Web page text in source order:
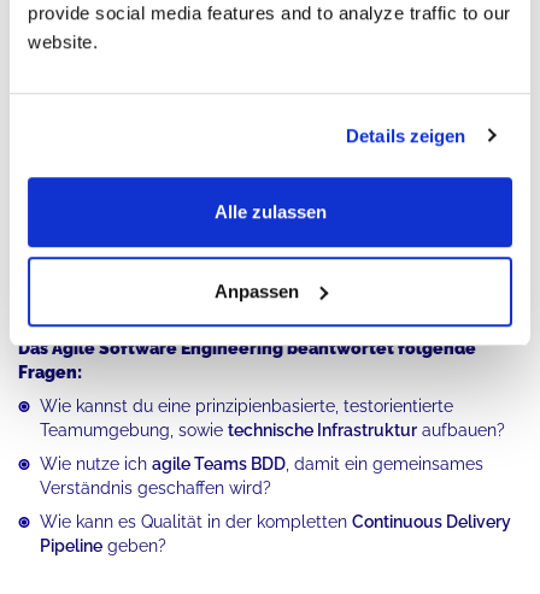
provide social media features and to analyze traffic to our
website.
Details zeigen
Alle zulassen
Anpassen
Prinzipien kennen,welche die Agile Software Engineering
Disziplin ausmachen.
Verfügung. Das Verständnis der Grundlagen dieser Prinzipien
Geschäftskontext anzuwenden, sowie den Wert des SAFe zu
erschließen. Falls du auf eine Situation stößt, die einzigartig
kannst du dich an die Prinzipien wenden, um die"kürzeste
nachhaltige Vorlaufzeit mit bester Qualität und bestem Wert für
Menschen, sowie Gesellschaft" sicherzustellen.
Das Agile Software Engineering beantwortet folgende
Fragen:
Wie kannst du eine prinzipienbasierte, testorientierte
Teamumgebung, sowie technische Infrastruktur aufbauen?
Wie nutze ich agile Teams BDD , damit ein gemeinsames
Verständnis geschaffen wird?
Wie kann es Qualität in der kompletten Continuous Delivery
Pipeline geben?